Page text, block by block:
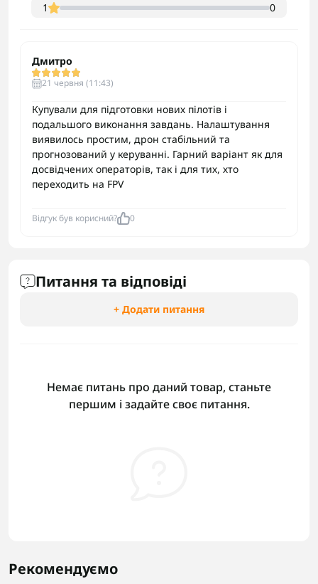
1
0
Дмитро
21 червня (11:43)
Купували для підготовки нових пілотів і
подальшого виконання завдань. Налаштування
виявилось простим, дрон стабільний та
прогнозований у керуванні. Гарний варіант як для
досвідчених операторів, так і для тих, хто
переходить на FPV
Відгук був корисний? 0
Питання та відповіді
+ Додати питання
Немає питань про даний товар, станьте
першим і задайте своє питання.
Рекомендуємо